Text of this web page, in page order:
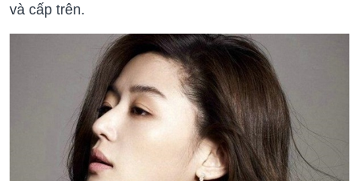
và cấp trên.